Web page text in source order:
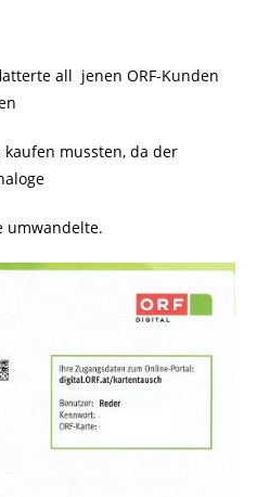
all jenen ORF-Kunden
kaufen mussten, da der
umwandelte.